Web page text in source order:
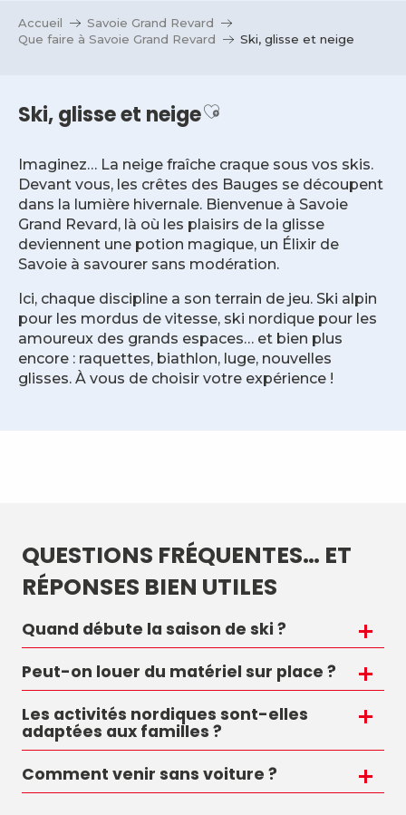
Accueil
Savoie Grand Revard
Que faire à Savoie Grand Revard
Ski, glisse et neige
Ski, glisse et neigeAjouter aux favoris
Imaginez… La neige fraîche craque sous vos skis.
Devant vous, les crêtes des Bauges se découpent
dans la lumière hivernale. Bienvenue à Savoie
Grand Revard, là où les plaisirs de la glisse
deviennent une potion magique, un Élixir de
Savoie à savourer sans modération.
Ici, chaque discipline a son terrain de jeu. Ski alpin
pour les mordus de vitesse, ski nordique pour les
amoureux des grands espaces… et bien plus
encore : raquettes, biathlon, luge, nouvelles
glisses. À vous de choisir votre expérience !
QUESTIONS FRÉQUENTES… ET
RÉPONSES BIEN UTILES
Quand débute la saison de ski ?
Peut-on louer du matériel sur place ?
Les activités nordiques sont-elles
adaptées aux familles ?
Comment venir sans voiture ?